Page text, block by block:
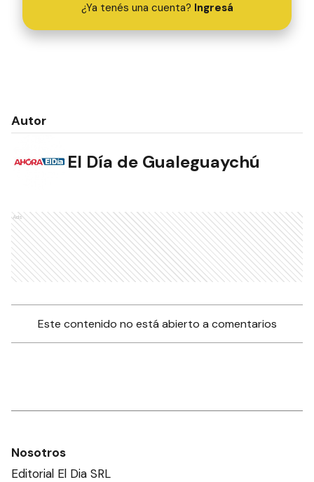
¿Ya tenés una cuenta? Ingresá
Autor
El Día de Gualeguaychú
Ads
Este contenido no está abierto a comentarios
Nosotros
Editorial El Dia SRL